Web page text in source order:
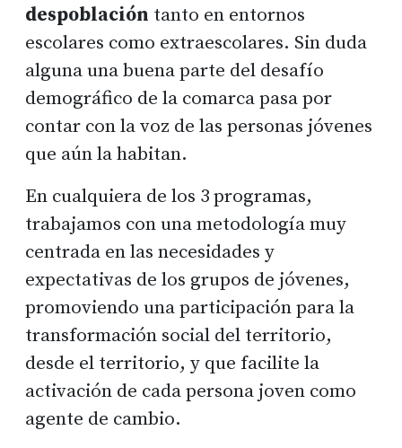
despoblación tanto en entornos
escolares como extraescolares. Sin duda
alguna una buena parte del desafío
demográfico de la comarca pasa por
contar con la voz de las personas jóvenes
que aún la habitan.
En cualquiera de los 3 programas,
trabajamos con una metodología muy
centrada en las necesidades y
expectativas de los grupos de jóvenes,
promoviendo una participación para la
transformación social del territorio,
desde el territorio, y que facilite la
activación de cada persona joven como
agente de cambio.